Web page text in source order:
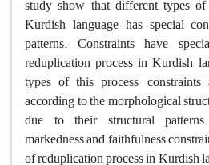
study show that different types
Kurdish language has special
patterns. Constraints have
reduplication process in Kurdish
types of this process,
according to the morphological
due to their structural
markedness and faithfulness
of reduplication process in Kurdish